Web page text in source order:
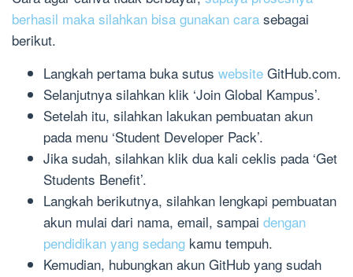
berhasil maka silahkan bisa gunakan cara sebagai
berikut.
Langkah pertama buka sutus website GitHub.com.
Selanjutnya silahkan klik ‘Join Global Kampus’.
Setelah itu, silahkan lakukan pembuatan akun
pada menu ‘Student Developer Pack’.
Jika sudah, silahkan klik dua kali ceklis pada ‘Get
Students Benefit’.
Langkah berikutnya, silahkan lengkapi pembuatan
akun mulai dari nama, email, sampai dengan
pendidikan yang sedang kamu tempuh.
Kemudian, hubungkan akun GitHub yang sudah